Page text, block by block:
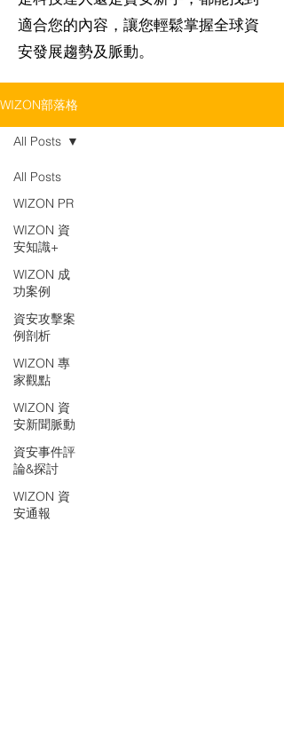
適合您的內容，讓您輕鬆掌握全球資
安發展趨勢及脈動。
WIZON部落格
All Posts
WIZON PR
WIZON 資
安知識+
WIZON 成
功案例
資安攻擊案
例剖析
WIZON 專
家觀點
WIZON 資
安新聞脈動
資安事件評
論&探討
WIZON 資
安通報
All Posts